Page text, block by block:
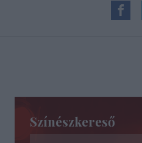
Színészkereső